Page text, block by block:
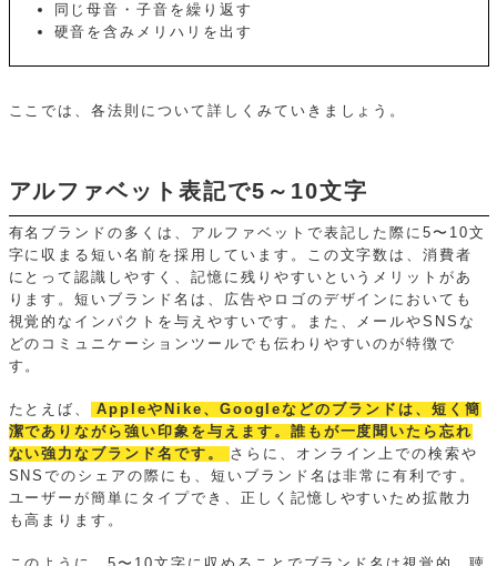
同じ母音・子音を繰り返す
硬音を含みメリハリを出す
ここでは、各法則について詳しくみていきましょう。
アルファベット表記で5～10文字
有名ブランドの多くは、アルファベットで表記した際に5〜10文
字に収まる短い名前を採用しています。この文字数は、消費者
にとって認識しやすく、記憶に残りやすいというメリットがあ
ります。短いブランド名は、広告やロゴのデザインにおいても
視覚的なインパクトを与えやすいです。また、メールやSNSな
どのコミュニケーションツールでも伝わりやすいのが特徴で
す。
たとえば、
AppleやNike、Googleなどのブランドは、短く簡
潔でありながら強い印象を与えます。誰もが一度聞いたら忘れ
ない強力なブランド名です。
さらに、オンライン上での検索や
SNSでのシェアの際にも、短いブランド名は非常に有利です。
ユーザーが簡単にタイプでき、正しく記憶しやすいため拡散力
も高まります。